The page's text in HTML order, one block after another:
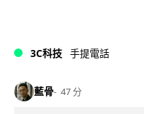
3C科技 手提電話
藍骨 47 分